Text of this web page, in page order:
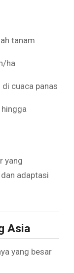
tanam
ha
cuaca panas
yang
adaptasi
Asia
yang besar